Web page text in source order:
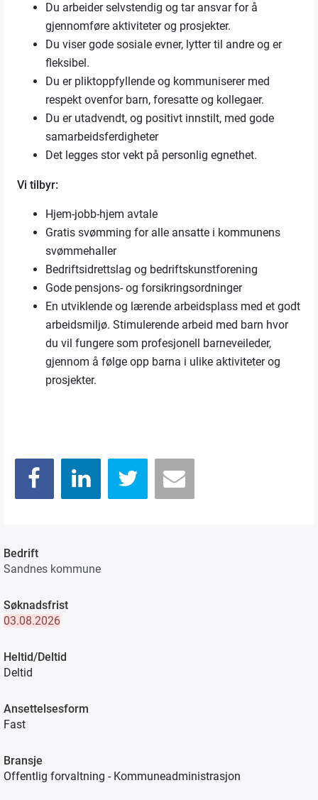
Du arbeider selvstendig og tar ansvar for å
gjennomføre aktiviteter og prosjekter.
Du viser gode sosiale evner, lytter til andre og er
fleksibel.
Du er pliktoppfyllende og kommuniserer med
respekt ovenfor barn, foresatte og kollegaer.
Du er utadvendt, og positivt innstilt, med gode
samarbeidsferdigheter
Det legges stor vekt på personlig egnethet.
Vi tilbyr:
Hjem-jobb-hjem avtale
Gratis svømming for alle ansatte i kommunens
svømmehaller
Bedriftsidrettslag og bedriftskunstforening
Gode pensjons- og forsikringsordninger
En utviklende og lærende arbeidsplass med et godt
arbeidsmiljø. Stimulerende arbeid med barn hvor
du vil fungere som profesjonell barneveileder,
gjennom å følge opp barna i ulike aktiviteter og
prosjekter.
Bedrift
Sandnes kommune
Søknadsfrist
03.08.2026
Heltid/Deltid
Deltid
Ansettelsesform
Fast
Bransje
Offentlig forvaltning - Kommuneadministrasjon